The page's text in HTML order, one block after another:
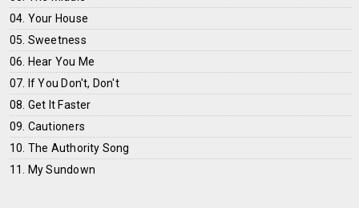
04. Your House
05. Sweetness
06. Hear You Me
07. If You Don't, Don't
08. Get It Faster
09. Cautioners
10. The Authority Song
11. My Sundown